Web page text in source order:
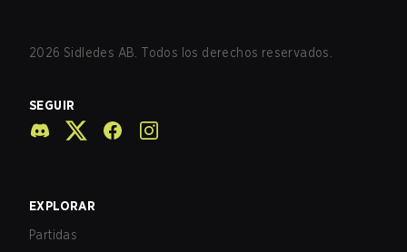
2026 Sidledes AB. Todos los derechos reservados.
SEGUIR
EXPLORAR
Partidas